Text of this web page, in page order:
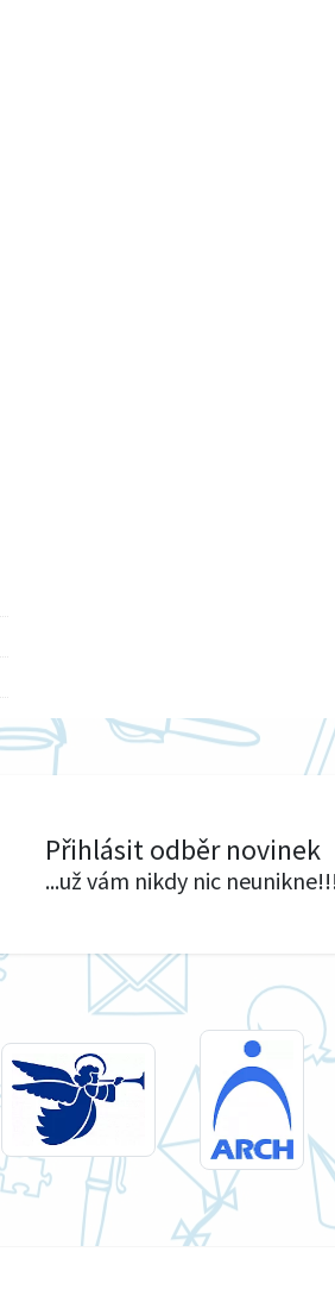
Přihlásit odběr novinek
...už vám nikdy nic